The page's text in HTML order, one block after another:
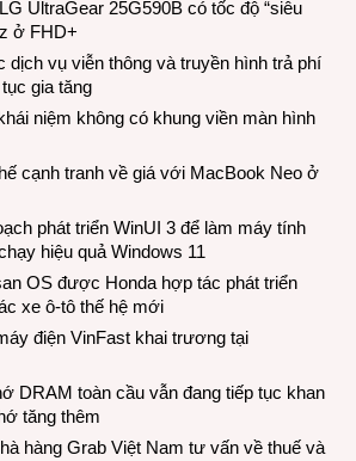
UltraGear 25G590B có tốc độ “siêu
ở FHD+
dịch vụ viễn thông và truyền hình trả phí
gia tăng
niệm không có khung viền màn hình
cạnh tranh về giá với MacBook Neo ở
phát triển WinUI 3 để làm máy tính
hiệu quả Windows 11
OS được Honda hợp tác phát triển
xe ô-tô thế hệ mới
điện VinFast khai trương tại
DRAM toàn cầu vẫn đang tiếp tục khan
tăng thêm
hàng Grab Việt Nam tư vấn về thuế và